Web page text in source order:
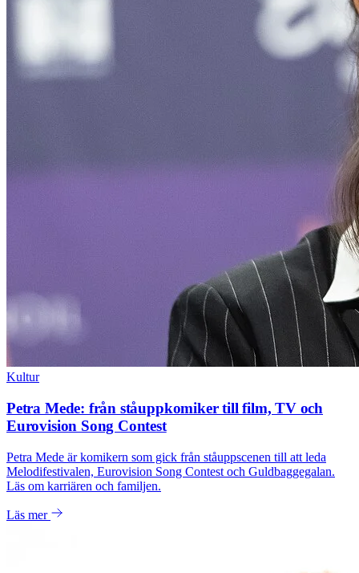
Kultur
Petra Mede: från ståuppkomiker till film, TV och
Eurovision Song Contest
Petra Mede är komikern som gick från ståuppscenen till att leda
Melodifestivalen, Eurovision Song Contest och Guldbaggegalan.
Läs om karriären och familjen.
Läs mer